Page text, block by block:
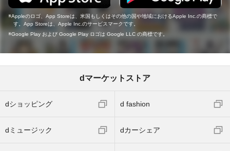
Appleのロゴ、App Storeは、米国もしくはその他の国や地域におけるApple Inc.の商標で
す。App Storeは、Apple Inc.のサービスマークです。
Google Play および Google Play ロゴは Google LLC の商標です。
dマーケットストア
dショッピング d fashion
dミュージック dカーシェア